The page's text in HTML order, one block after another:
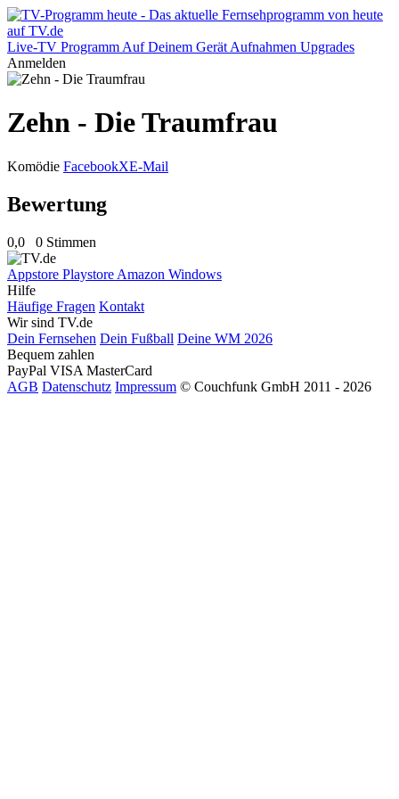
Live-TV Programm Auf Deinem Gerät Aufnahmen Upgrades
Anmelden
Zehn - Die Traumfrau
Komödie FacebookXE-Mail
Bewertung
0,0 0 Stimmen
Appstore Playstore Amazon Windows
Hilfe
Häufige Fragen Kontakt
Wir sind TV.de
Dein Fernsehen Dein Fußball Deine WM 2026
Bequem zahlen
PayPal VISA MasterCard
AGB Datenschutz Impressum © Couchfunk GmbH 2011 - 2026